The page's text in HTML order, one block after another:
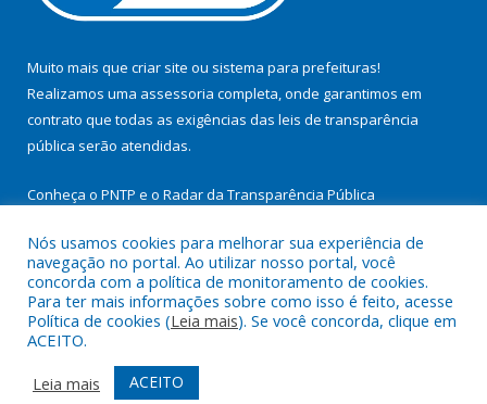
Muito mais que criar site ou sistema para prefeituras!
Realizamos uma assessoria completa, onde garantimos em
contrato que todas as exigências das leis de transparência
pública serão atendidas.
Conheça o PNTP e o Radar da Transparência Pública
Todos os direitos reservados a Prefeitura Municipal de
Itupiranga.
Mapa do Site
Acessar Área Administrativa
Nós usamos cookies para melhorar sua experiência de
navegação no portal. Ao utilizar nosso portal, você
concorda com a política de monitoramento de cookies.
Para ter mais informações sobre como isso é feito, acesse
Política de cookies (Leia mais). Se você concorda, clique em
ACEITO.
Leia mais
ACEITO